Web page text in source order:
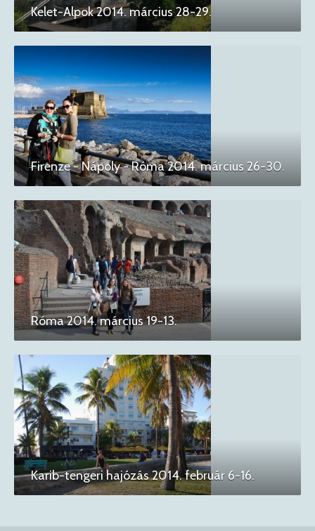
Kelet-Alpok 2014. március 28-29.
Firenze - Nápoly - Róma 2014. március 26-30.
Róma 2014. március 19-13.
Karib-tengeri hajózás 2014. február 6-16.